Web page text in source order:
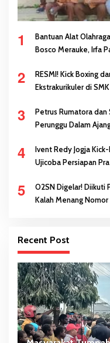
1
Bantuan Alat
Bosco Merauke, Irfa
2
RESMI! Kick Boxing dan Muay Thai Dijadikan Mata
Ekstrakurikuler di
3
Petrus Rumatora dan Salmon
Perunggu Dalam
4
Ivent Redy Jogja
Ujicoba Persiapan
5
O2SN Digelar! Diikuti
Kalah Menang
Recent Post